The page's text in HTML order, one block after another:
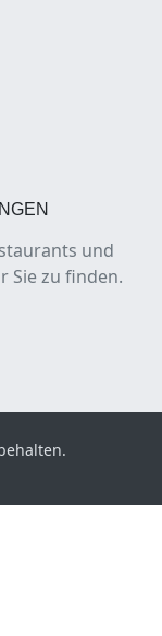
und
Sie zu finden.